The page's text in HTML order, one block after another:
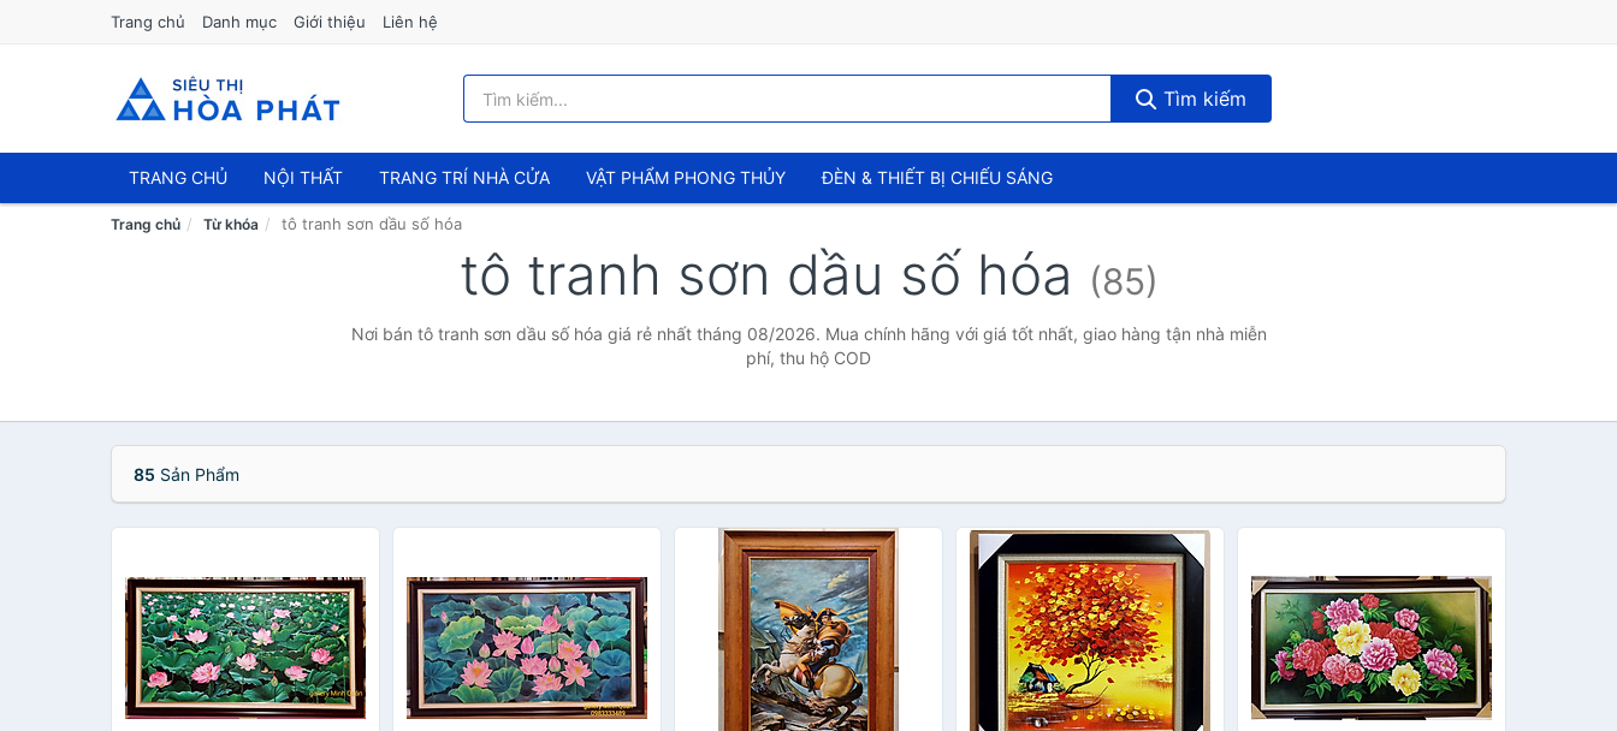
Trang chủ Danh mục Giới thiệu Liên hệ
Tìm kiếm
TRANG CHỦ NỘI THẤT TRANG TRÍ NHÀ CỬA VẬT PHẨM PHONG THỦY ĐÈN & THIẾT BỊ CHIẾU SÁNG
Trang chủ Từ khóa tô tranh sơn dầu số hóa
tô tranh sơn dầu số hóa (85)
Nơi bán tô tranh sơn dầu số hóa giá rẻ nhất tháng 08/2026. Mua chính hãng với giá tốt nhất, giao hàng tận nhà miễn
phí, thu hộ COD
85 Sản Phẩm